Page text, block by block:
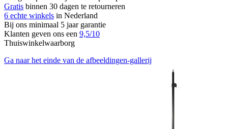
Gratis binnen 30 dagen te retourneren
6 echte winkels in Nederland
Bij ons minimaal 5 jaar garantie
Klanten geven ons een 9,5/10
Thuiswinkelwaarborg
Ga naar het einde van de afbeeldingen-gallerij